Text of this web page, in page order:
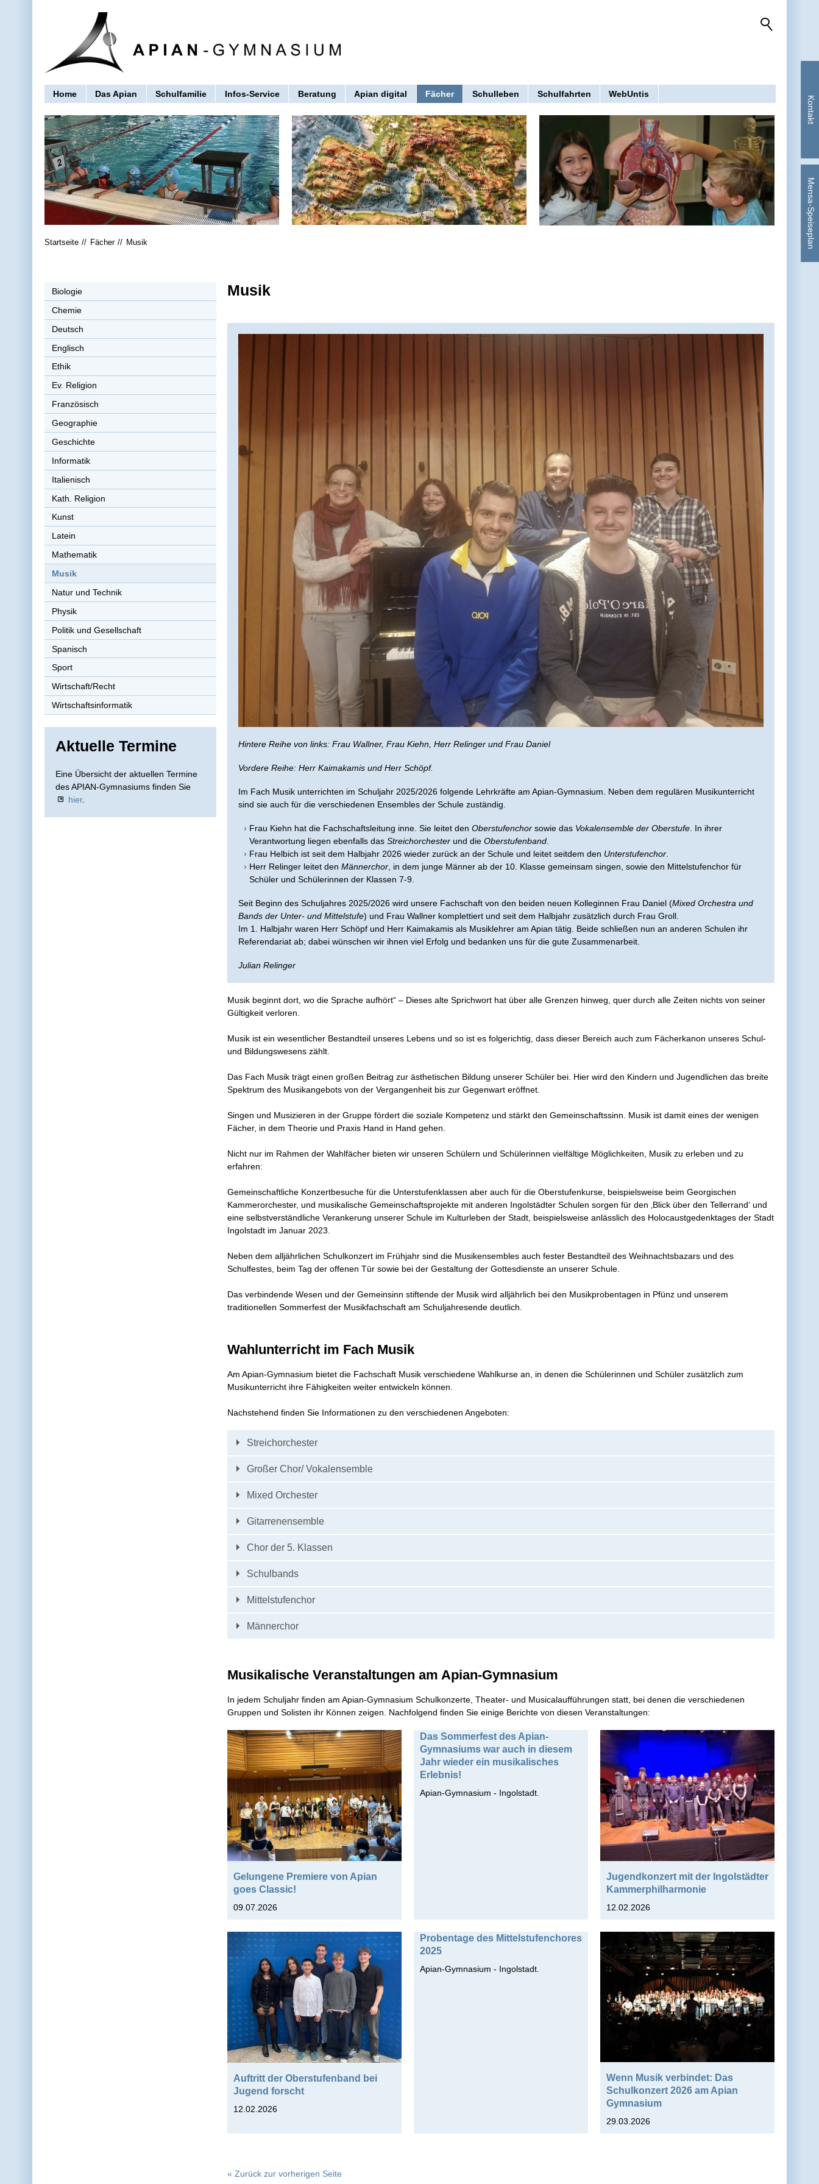
Home Das Apian Schulfamilie Infos-Service Beratung Apian digital Fächer Schulleben Schulfahrten WebUntis
Startseite Fächer Musik
Biologie
Chemie
Deutsch
Englisch
Ethik
Ev. Religion
Französisch
Geographie
Geschichte
Informatik
Italienisch
Kath. Religion
Kunst
Latein
Mathematik
Musik
Natur und Technik
Physik
Politik und Gesellschaft
Spanisch
Sport
Wirtschaft/Recht
Wirtschaftsinformatik
Aktuelle Termine
Eine Übersicht der aktuellen Termine
des APIAN-Gymnasiums finden Sie
hier.
Musik
Hintere Reihe von links: Frau Wallner, Frau Kiehn, Herr Relinger und Frau Daniel
Vordere Reihe: Herr Kaimakamis und Herr Schöpf.
Im Fach Musik unterrichten im Schuljahr 2025/2026 folgende Lehrkräfte am Apian-Gymnasium. Neben dem regulären Musikunterricht
sind sie auch für die verschiedenen Ensembles der Schule zuständig.
Frau Kiehn hat die Fachschaftsleitung inne. Sie leitet den Oberstufenchor sowie das Vokalensemble der Oberstufe . In ihrer
Verantwortung liegen ebenfalls das Streichorchester und die Oberstufenband
Frau Helbich ist seit dem Halbjahr 2026 wieder zurück an der Schule und leitet seitdem den Unterstufenchor
Herr Relinger leitet den Männerchor , in dem junge Männer ab der 10. Klasse gemeinsam singen, sowie den Mittelstufenchor für
Schüler und Schülerinnen der Klassen 7-9.
Seit Beginn des Schuljahres 2025/2026 wird unsere Fachschaft von den beiden neuen Kolleginnen Frau Daniel (Mixed Orchestra und
Bands der Unter- und Mittelstufe) und Frau Wallner komplettiert und seit dem Halbjahr zusätzlich durch Frau Groll.
Im 1. Halbjahr waren Herr Schöpf und Herr Kaimakamis als Musiklehrer am Apian tätig. Beide schließen nun an anderen Schulen ihr
Referendariat ab; dabei wünschen wir ihnen viel Erfolg und bedanken uns für die gute Zusammenarbeit.
Julian Relinger
Musik beginnt dort, wo die Sprache aufhört“ – Dieses alte Sprichwort hat über alle Grenzen hinweg, quer durch alle Zeiten nichts von seiner
Gültigkeit verloren.
Musik ist ein wesentlicher Bestandteil unseres Lebens und so ist es folgerichtig, dass dieser Bereich auch zum Fächerkanon unseres Schul-
und Bildungswesens zählt.
Das Fach Musik trägt einen großen Beitrag zur ästhetischen Bildung unserer Schüler bei. Hier wird den Kindern und Jugendlichen das breite
Spektrum des Musikangebots von der Vergangenheit bis zur Gegenwart eröffnet.
Singen und Musizieren in der Gruppe fördert die soziale Kompetenz und stärkt den Gemeinschaftssinn. Musik ist damit eines der wenigen
Fächer, in dem Theorie und Praxis Hand in Hand gehen.
Nicht nur im Rahmen der Wahlfächer bieten wir unseren Schülern und Schülerinnen vielfältige Möglichkeiten, Musik zu erleben und zu
erfahren:
Gemeinschaftliche Konzertbesuche für die Unterstufenklassen aber auch für die Oberstufenkurse, beispielsweise beim Georgischen
Kammerorchester, und musikalische Gemeinschaftsprojekte mit anderen Ingolstädter Schulen sorgen für den ‚Blick über den Tellerrand‘ und
eine selbstverständliche Verankerung unserer Schule im Kulturleben der Stadt, beispielsweise anlässlich des Holocaustgedenktages der Stadt
Ingolstadt im Januar 2023.
Neben dem alljährlichen Schulkonzert im Frühjahr sind die Musikensembles auch fester Bestandteil des Weihnachtsbazars und des
Schulfestes, beim Tag der offenen Tür sowie bei der Gestaltung der Gottesdienste an unserer Schule.
Das verbindende Wesen und der Gemeinsinn stiftende der Musik wird alljährlich bei den Musikprobentagen in Pfünz und unserem
traditionellen Sommerfest der Musikfachschaft am Schuljahresende deutlich.
Wahlunterricht im Fach Musik
Am Apian-Gymnasium bietet die Fachschaft Musik verschiedene Wahlkurse an, in denen die Schülerinnen und Schüler zusätzlich zum
Musikunterricht ihre Fähigkeiten weiter entwickeln können.
Nachstehend finden Sie Informationen zu den verschiedenen Angeboten:
Streichorchester
Großer Chor/ Vokalensemble
Mixed Orchester
Gitarrenensemble
Chor der 5. Klassen
Schulbands
Mittelstufenchor
Männerchor
Musikalische Veranstaltungen am Apian-Gymnasium
In jedem Schuljahr finden am Apian-Gymnasium Schulkonzerte, Theater- und Musicalaufführungen statt, bei denen die verschiedenen
Gruppen und Solisten ihr Können zeigen. Nachfolgend finden Sie einige Berichte von diesen Veranstaltungen:
Gelungene Premiere von Apian
goes Classic!
09.07.2026
Das Sommerfest des Apian-
Gymnasiums war auch in diesem
Jahr wieder ein musikalisches
Erlebnis!
Apian-Gymnasium - Ingolstadt.
Jugendkonzert mit der Ingolstädter
Kammerphilharmonie
12.02.2026
Auftritt der Oberstufenband bei
Jugend forscht
12.02.2026
Probentage des Mittelstufenchores
2025
Apian-Gymnasium - Ingolstadt.
Wenn Musik verbindet: Das
Schulkonzert 2026 am Apian
Gymnasium
29.03.2026
« Zurück zur vorherigen Seite
Kontakt
Mensa-Speiseplan